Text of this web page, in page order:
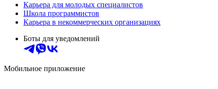
Карьера для молодых специалистов
Школа программистов
Карьера в некоммерческих организациях
Боты для уведомлений
Мобильное приложение